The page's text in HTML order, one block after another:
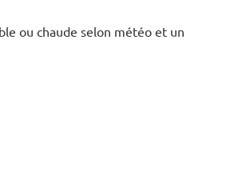
ou chaude selon météo et un